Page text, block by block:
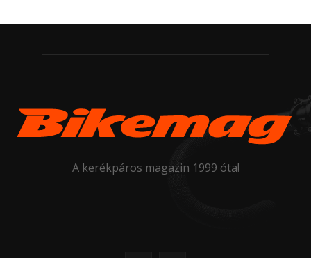
A kerékpáros magazin 1999 óta!